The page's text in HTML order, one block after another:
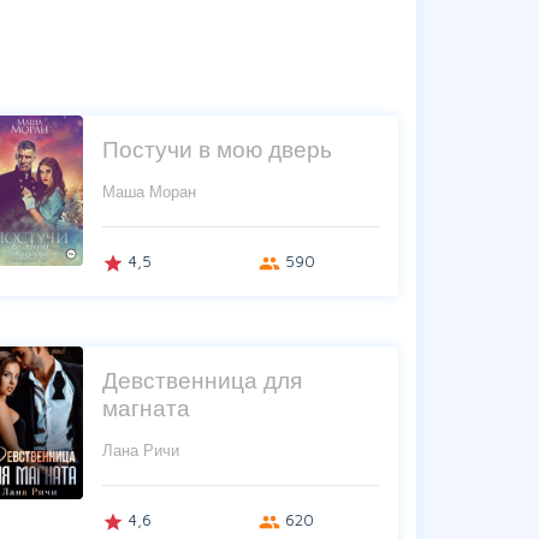
Постучи в мою дверь
Маша Моран
grade 4,5 group 590
Девственница для
магната
Лана Ричи
grade 4,6 group 620